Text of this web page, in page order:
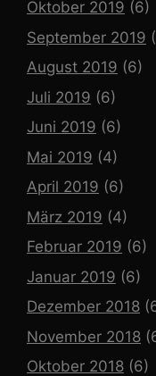
Oktober 2019 (6)
September 2019
August 2019 (6)
Juli 2019 (6)
Juni 2019 (6)
Mai 2019 (4)
April 2019 (6)
März 2019 (4)
Februar 2019 (6)
Januar 2019 (6)
Dezember 2018
November 2018
Oktober 2018 (6)